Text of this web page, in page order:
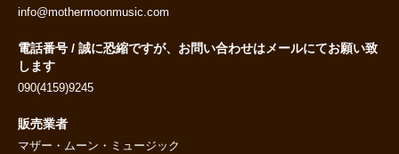
info@mothermoonmusic.com
電話番号 / 誠に恐縮ですが、お問い合わせはメールにてお願い致
します
090(4159)9245
販売業者
マザー・ムーン・ミュージック